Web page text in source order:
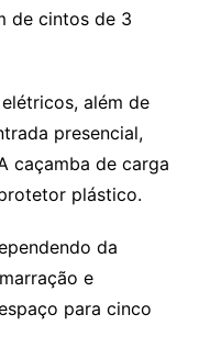
de cintos de 3
além de
presencial,
caçamba de carga
plástico.
da
e
para cinco